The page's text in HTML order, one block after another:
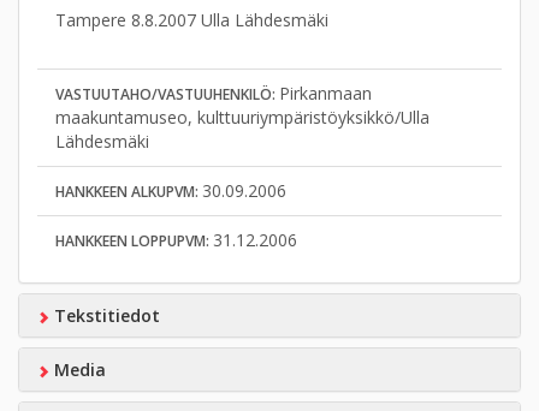
Tampere 8.8.2007 Ulla Lähdesmäki
VASTUUTAHO/VASTUUHENKILÖ: Pirkanmaan
maakuntamuseo, kulttuuriympäristöyksikkö/Ulla
Lähdesmäki
HANKKEEN ALKUPVM: 30.09.2006
HANKKEEN LOPPUPVM: 31.12.2006
Tekstitiedot
Media